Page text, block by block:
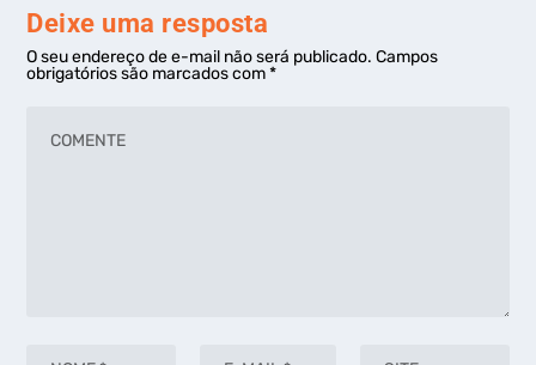
Deixe uma resposta
O seu endereço de e-mail não será publicado. Campos
obrigatórios são marcados com*